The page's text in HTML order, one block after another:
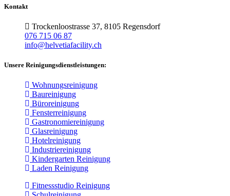
Kontakt
Trockenloostrasse 37, 8105 Regensdorf
076 715 06 87
info@helvetiafacility.ch
Unsere Reinigungsdienstleistungen:
Wohnungsreinigung
Baureinigung
Büroreinigung
Fensterreinigung
Gastronomiereinigung
Glasreinigung
Hotelreinigung
Industriereinigung
Kindergarten Reinigung
Laden Reinigung
Fitnessstudio Reinigung